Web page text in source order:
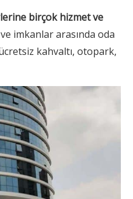
birçok hizmet ve
imkanlar arasında oda
kahvaltı, otopark,